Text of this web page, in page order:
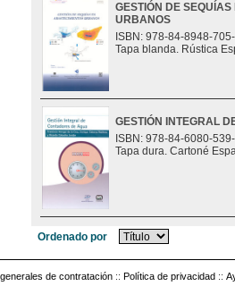
GESTIÓN DE
URBANOS
ISBN: 978-84-8948-
Tapa blanda. Rústica
GESTIÓN INTEGRAL
ISBN: 978-84-6080-
Tapa dura. Cartoné
Ordenado por
de contratación :: Política de privacidad ::